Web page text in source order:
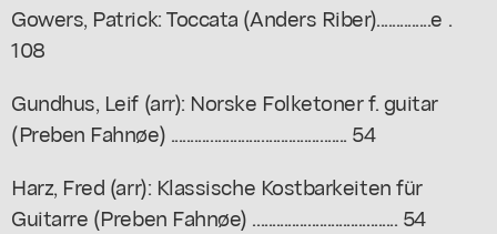
Gowers, Patrick: Toccata (Anders Riber)..............e .
108
Gundhus, Leif (arr): Norske Folketoner f. guitar
(Preben Fahnøe) ............................................. 54
Harz, Fred (arr): Klassische Kostbarkeiten für
Guitarre (Preben Fahnøe) ..................................... 54